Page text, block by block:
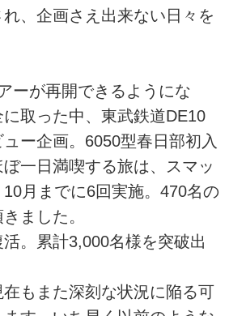
、企画さえ出来ない日々を
ーが再開できるようにな
取った中、東武鉄道DE10
ー企画。6050型春日部初入
一日満喫する旅は、スマッ
月までに6回実施。470名の
ました。
。累計3,000名様を突破出
在もまた深刻な状況に陥る可